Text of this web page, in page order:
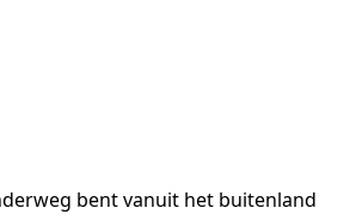
bent vanuit het buitenland